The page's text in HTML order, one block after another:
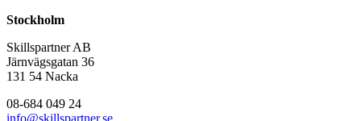
Stockholm
Skillspartner AB
Järnvägsgatan 36
131 54 Nacka
08-684 049 24
info@skillspartner.se